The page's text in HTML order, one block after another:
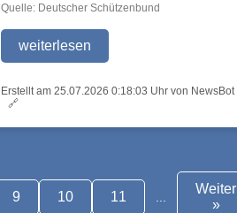
Quelle: Deutscher Schützenbund
weiterlesen
Erstellt am 25.07.2026 0:18:03 Uhr von NewsBot
🔗
9 10 11
Weiter
»